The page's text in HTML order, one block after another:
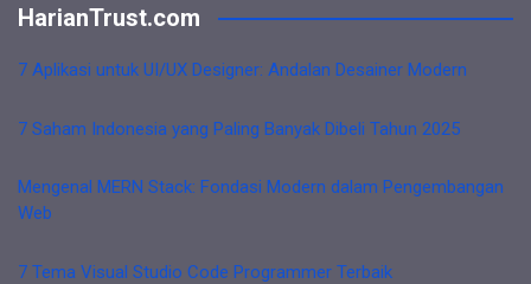
HarianTrust.com
7 Aplikasi untuk UI/UX Designer: Andalan Desainer Modern
7 Saham Indonesia yang Paling Banyak Dibeli Tahun 2025
Mengenal MERN Stack: Fondasi Modern dalam Pengembangan
Web
7 Tema Visual Studio Code Programmer Terbaik